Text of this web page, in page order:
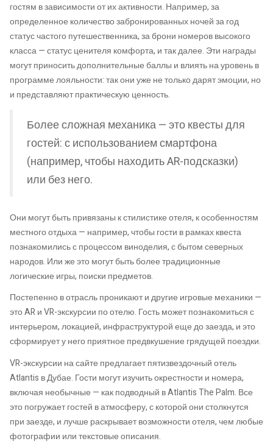
гостям в зависимости от их активности. Например, за
определенное количество забронированных ночей за год
статус частого путешественника, за брони номеров высокого
класса — статус ценителя комфорта, и так далее. Эти награды
могут приносить дополнительные баллы и влиять на уровень в
программе лояльности: так они уже не только дарят эмоции, но
и представляют практическую ценность.
Более сложная механика — это квесты для
гостей: с использованием смартфона
(например, чтобы находить AR-подсказки)
или без него.
Они могут быть привязаны к стилистике отеля, к особенностям
местного отдыха — например, чтобы гости в рамках квеста
познакомились с процессом виноделия, с бытом северных
народов. Или же это могут быть более традиционные
логические игры, поиски предметов.
Постепенно в отрасль проникают и другие игровые механики —
это AR и VR-экскурсии по отелю. Гость может познакомиться с
интерьером, локацией, инфраструктурой еще до заезда, и это
сформирует у него приятное предвкушение грядущей поездки.
VR-экскурсии на сайте предлагает пятизвездочный отель
Atlantis в Дубае. Гости могут изучить окрестности и номера,
включая необычные — как подводный в Atlantis The Palm. Все
это погружает гостей в атмосферу, с которой они столкнутся
при заезде, и лучше раскрывает возможности отеля, чем любые
фотографии или текстовые описания.